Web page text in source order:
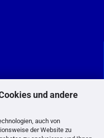
und andere
auch von
der Website zu